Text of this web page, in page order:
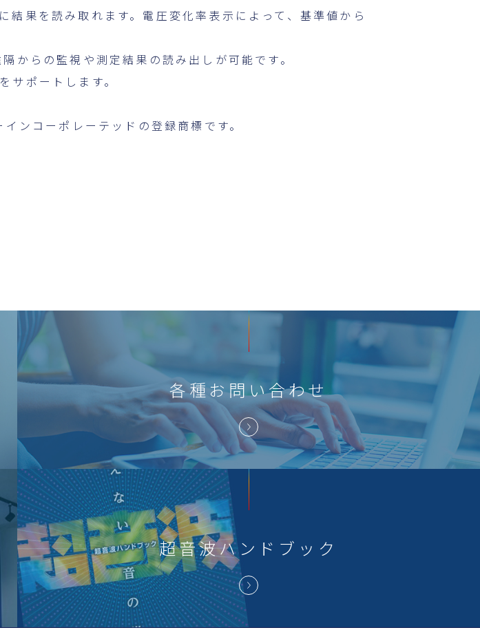
果を読み取れます。電圧変化率表示によって、基準値から
らの監視や測定結果の読み出しが可能です。
サポートします。
ンコーポレーテッドの登録商標です。
各種お問い合わせ
超音波ハンドブック